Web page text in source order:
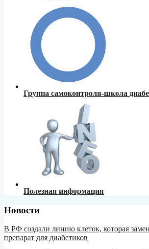
Группа самоконтроля-школа
Полезная информация
Новости
В РФ создали линию клеток, которая
препарат для диабетиков